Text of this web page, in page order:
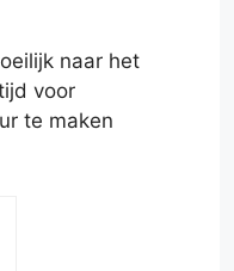
naar het
voor
te maken